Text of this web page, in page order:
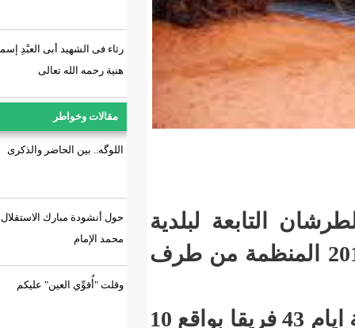
رثاء فى الشهيد أبى العبْدِ إسماعيل
هنية رحمه الله تعالى
اللوگه.. بين الحاضر والذكرى
حول أنشودة مبارك الاستقلال / ناجي
لبلدية
لسنة 2019 المنظمة من طرف
ويشارك فى الدورة المذكورة التي تستمر اربعة ايام 43 فريقا بواقع 10